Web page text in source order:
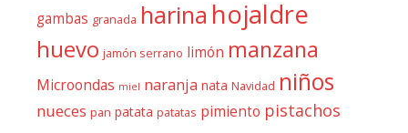
gambas granada harina hojaldre
huevo jamón serrano limón manzana
Microondas miel naranja nata Navidad niños
nueces pan patata patatas pimiento pistachos